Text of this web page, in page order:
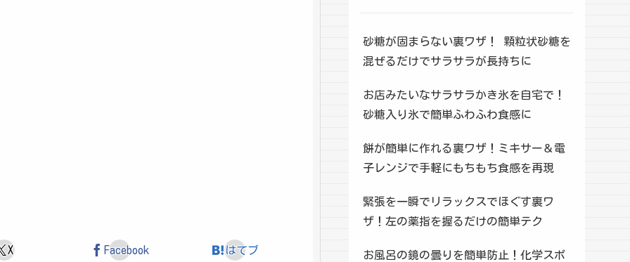
X Facebook はてブ
砂糖が固まらない裏ワザ！ 顆粒状砂糖を
混ぜるだけでサラサラが長持ちに
お店みたいなサラサラかき氷を自宅で！
砂糖入り氷で簡単ふわふわ食感に
餅が簡単に作れる裏ワザ！ミキサー＆電
子レンジで手軽にもちもち食感を再現
緊張を一瞬でリラックスでほぐす裏ワ
ザ！左の薬指を握るだけの簡単テク
お風呂の鏡の曇りを簡単防止！化学スポ